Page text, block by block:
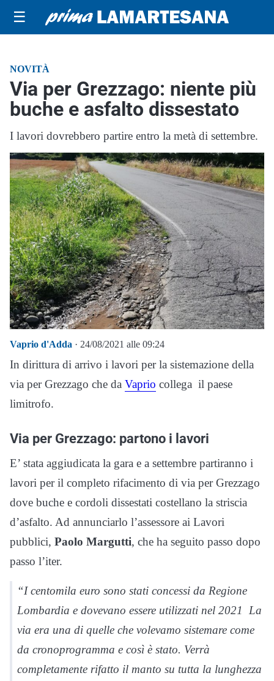
☰
NOVITÀ
Via per Grezzago: niente più
buche e asfalto dissestato
I lavori dovrebbero partire entro la metà di settembre.
Vaprio d'Adda · 24/08/2021 alle 09:24
In dirittura di arrivo i lavori per la sistemazione della
via per Grezzago che da Vaprio collega il paese
limitrofo.
Via per Grezzago: partono i lavori
E’ stata aggiudicata la gara e a settembre partiranno i
lavori per il completo rifacimento di via per Grezzago
dove buche e cordoli dissestati costellano la striscia
d’asfalto. Ad annunciarlo l’assessore ai Lavori
pubblici, Paolo Margutti, che ha seguito passo dopo
passo l’iter.
“I centomila euro sono stati concessi da Regione
Lombardia e dovevano essere utilizzati nel 2021 La
via era una di quelle che volevamo sistemare come
da cronoprogramma e così è stato. Verrà
completamente rifatto il manto su tutta la lunghezza